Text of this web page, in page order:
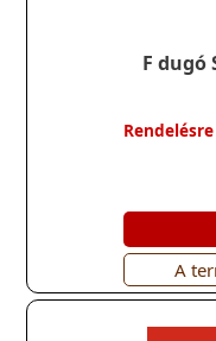
F dugó
Rendelésre
A